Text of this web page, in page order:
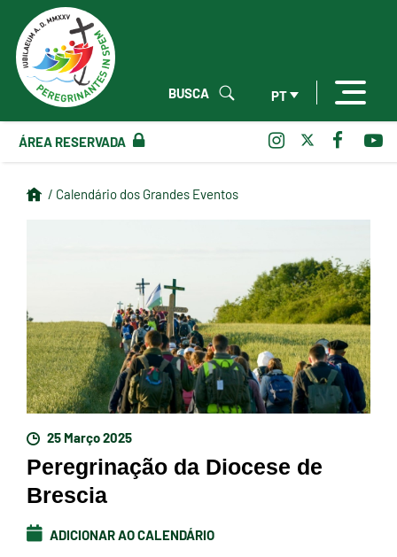
PT
BUSCA
ÁREA RESERVADA
/ Calendário dos Grandes Eventos
25 Março 2025
Peregrinação da Diocese de
Brescia
ADICIONAR AO CALENDÁRIO